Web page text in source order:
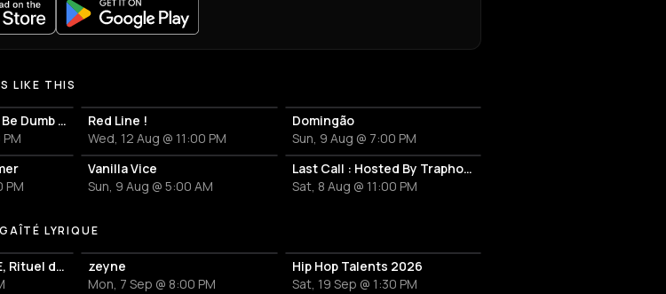
LIKE THIS
A$AP Rocky - Don't Be Dumb World Tour
Red Line !
Wed, 12 Aug @ 11:00 PM
Domingão
Sun, 9 Aug @ 7:00 PM
PM
Vanilla Vice
Sun, 9 Aug @ 5:00 AM
Last Call : Hosted By Traphouse
Sat, 8 Aug @ 11:00 PM
Lyrique
LYRIQUE
DIVIN0 EXPERIENCE, Rituel dansé
zeyne
Mon, 7 Sep @ 8:00 PM
Hip Hop Talents 2026
Sat, 19 Sep @ 1:30 PM